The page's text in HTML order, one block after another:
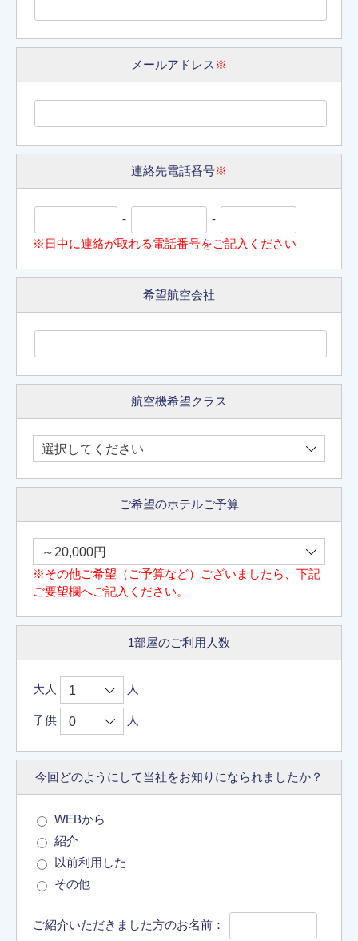
メールアドレス ※
連絡先電話番号※
-
-
※日中に連絡が取れる電話番号をご記入ください
希望航空会社
航空機希望クラス
ご希望のホテルご予算
※その他ご希望（ご予算など）ございましたら、下記
ご要望欄へご記入ください。
1部屋のご利用人数
大人 人
子供 人
今回どのようにして当社をお知りになられましたか？
WEBから
紹介
以前利用した
その他
ご紹介いただきました方のお名前：